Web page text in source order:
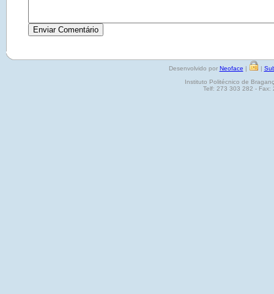
Desenvolvido por Neoface | |
Instituto Politécnico de
Telf: 273 303 282 - Fax: